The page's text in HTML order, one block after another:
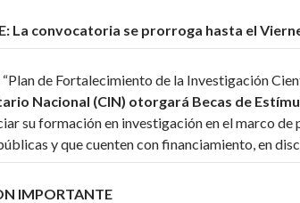
La convocatoria se prorroga hasta el
“Plan de Fortalecimiento de la Investigación
Nacional (CIN) otorgará Becas de
su formación en investigación en el marco
y que cuenten con financiamiento, en
IMPORTANTE